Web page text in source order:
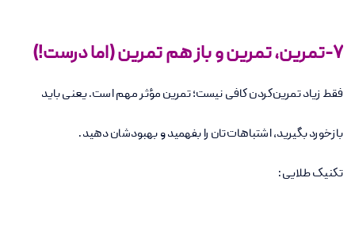
7-تمرین، تمرین و باز هم تمرین (اما درست!)
فقط زیاد تمرین‌کردن کافی نیست؛ تمرین مؤثر مهم است. یعنی باید
بازخورد بگیرید، اشتباهات‌تان را بفهمید و بهبودشان دهید.
تکنیک طلایی: